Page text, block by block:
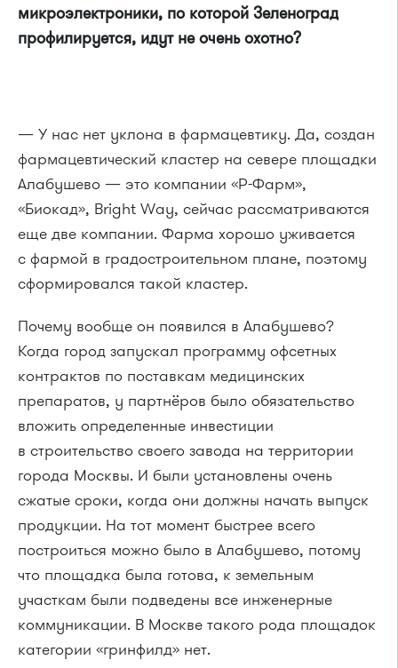
микроэлектроники, по которой Зеленоград
профилируется, идут не очень охотно?
— У нас нет уклона в фармацевтику. Да, создан
фармацевтический кластер на севере площадки
Алабушево — это компании «Р-Фарм»,
«Биокад», Bright Way, сейчас рассматриваются
еще две компании. Фарма хорошо уживается
с фармой в градостроительном плане, поэтому
сформировался такой кластер.
Почему вообще он появился в Алабушево?
Когда город запускал программу офсетных
контрактов по поставкам медицинских
препаратов, у партнёров было обязательство
вложить определенные инвестиции
в строительство своего завода на территории
города Москвы. И были установлены очень
сжатые сроки, когда они должны начать выпуск
продукции. На тот момент быстрее всего
построиться можно было в Алабушево, потому
что площадка была готова, к земельным
участкам были подведены все инженерные
коммуникации. В Москве такого рода площадок
категории «гринфилд» нет.